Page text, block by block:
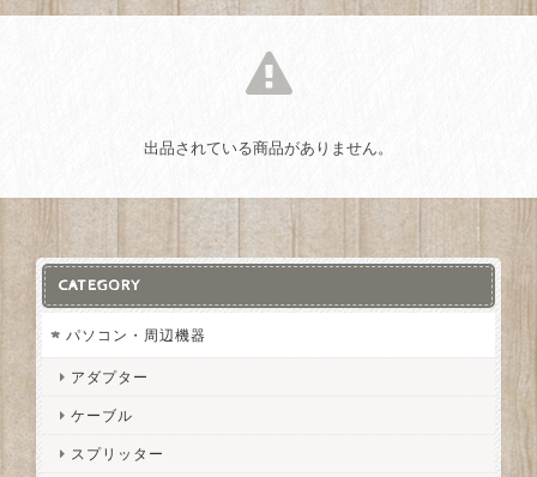
出品されている商品がありません。
CATEGORY
パソコン・周辺機器
アダプター
ケーブル
スプリッター